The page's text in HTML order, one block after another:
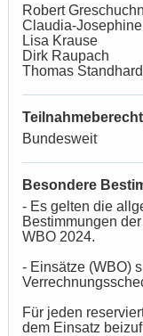
Robert
Claudia-
Lisa Krause
Dirk Raupach
Thomas
Bundesweit
Besondere
- Es gelten die
Bestimmungen
WBO 2024.
- Einsätze (WBO)
Für jeden
dem Einsatz